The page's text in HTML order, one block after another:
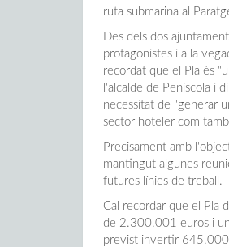
ruta submarina al
Des dels dos
protagonistes i a la
recordat que el Pla és
l'alcalde de Peníscola i
necessitat de "generar
sector hoteler com
Precisament amb
mantingut algunes
futures línies de treball.
Cal recordar que el Pla
de 2.300.001 euros i
previst invertir